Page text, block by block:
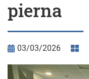
pierna
03/03/2026